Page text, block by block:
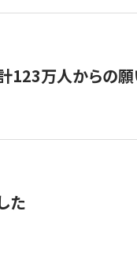
123万人からの
た